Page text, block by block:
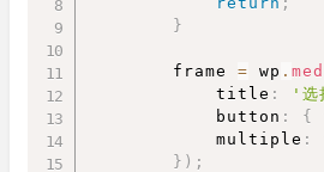
}
        frame
= wp .
            title
: '选
button : {
multiple :
} ) ;